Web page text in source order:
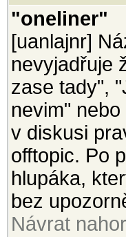
"oneliner"
[uanlajnr]
nevyjadřuje
zase tady",
nevim"
v diskusi
offtopic. Po
hlupáka,
bez
Návrat